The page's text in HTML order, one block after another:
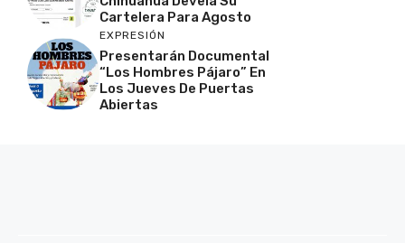
Cartelera Para Agosto
EXPRESIÓN
Presentarán Documental
“Los Hombres Pájaro” En
Los Jueves De Puertas
Abiertas